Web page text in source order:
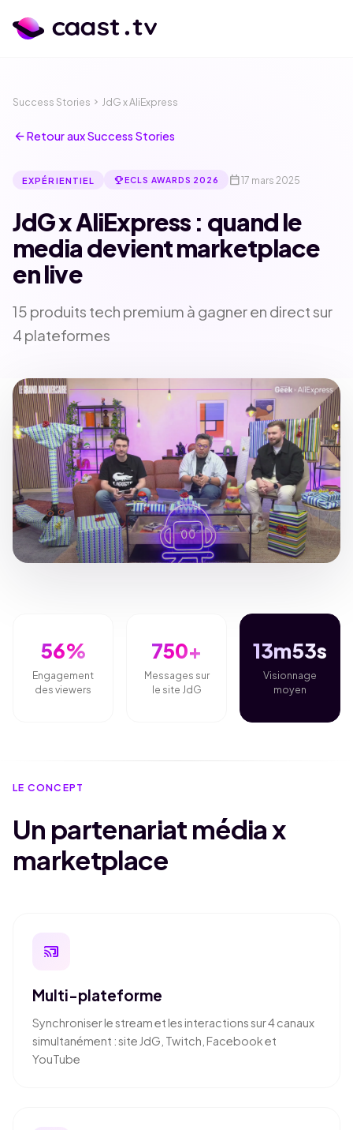
Success Stories chevron_right JdG x AliExpress
arrow_backRetour aux Success Stories
EXPÉRIENTIEL emoji_eventsECLS AWARDS 2026 calendar_today17 mars 2025
JdG x AliExpress : quand le
media devient marketplace
en live
15 produits tech premium à gagner en direct sur
4 plateformes
56%
Engagement
des viewers
750+
Messages sur
le site JdG
13m53s
Visionnage
moyen
LE CONCEPT
Un partenariat média x
marketplace
cast_connected
Multi-plateforme
Synchroniser le stream et les interactions sur 4 canaux
simultanément : site JdG, Twitch, Facebook et
YouTube